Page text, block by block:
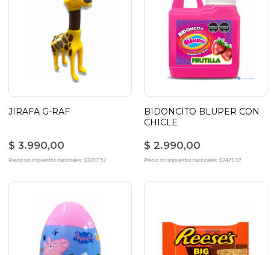
JIRAFA G-RAF
$ 3.990,00
Precio sin impuestos nacionales: $3297.52
BIDONCITO BLUPER CON
CHICLE
$ 2.990,00
Precio sin impuestos nacionales: $2471.07